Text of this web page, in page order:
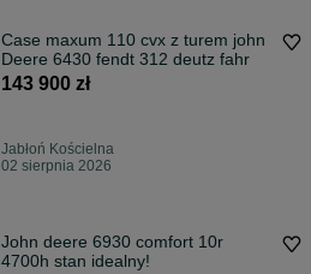
Case maxum 110 cvx z turem john
Deere 6430 fendt 312 deutz fahr
143 900 zł
Jabłoń Kościelna
02 sierpnia 2026
John deere 6930 comfort 10r
4700h stan idealny!